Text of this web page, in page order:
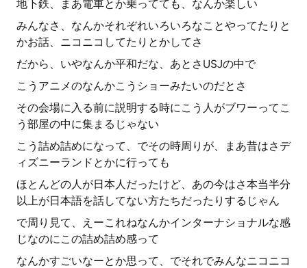
地下鉄、まあ電車とか乗ってても、なんか楽しい
みんなさ、なんかそれぞれいろいろなことやってたりと
かお話、ニコニコしてたりとかしてさ
だから、いやなんか平和だな、あとさUSJの中で
こうアニメのなんかこうショーみたいのだとさ
その会場に入る前に説明する時にこう人がブワーってこ
う部屋の中に集まるじゃない
こう詰め詰めになって、でその時周りが、まあ昔はさデ
ィズニーランドとかに行っても
ほとんどの人が日本人だったけど、あの今はさ本当半分
以上が日本語を話してない方たちだったりするじゃん
で周り見て、えーこれねなんかインターナショナルな感
じなのにこの詰め詰め感って
なんかすごいなーとか思って、でそれでみんなニコニコ